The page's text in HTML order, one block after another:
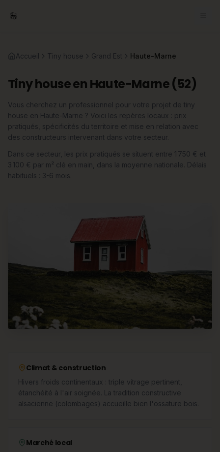
Accueil Tiny house Grand Est Haute-Marne
Tiny house en Haute-Marne (52)
Vous cherchez un professionnel pour votre projet de tiny
house en Haute-Marne ? Voici les repères locaux : prix
pratiqués, spécificités du territoire et mise en relation avec
des constructeurs intervenant dans votre secteur.
Dans ce secteur, les prix pratiqués se situent entre 1 750 € et
3 100 € par m² clé en main, dans la moyenne nationale. Délais
habituels : 3-6 mois.
Climat & construction
Hivers froids continentaux : triple vitrage pertinent,
étanchéité à l'air soignée. La tradition constructive
alsacienne (colombages) accueille bien l'ossature bois.
Marché local